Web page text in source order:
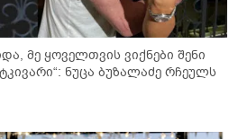
მე ყოველთვის ვიქნები შენი
ნუცა ბუზალაძე რჩეულს